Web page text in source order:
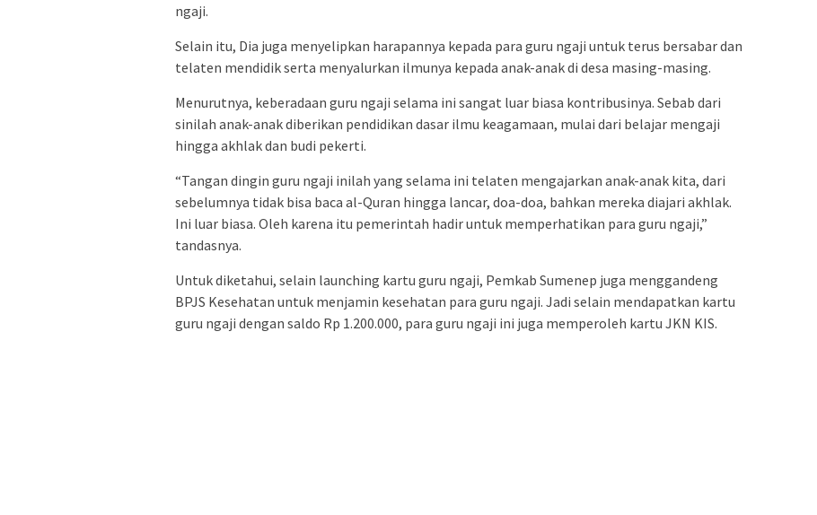
ngaji.
Selain itu, Dia juga menyelipkan harapannya kepada para guru ngaji untuk terus bersabar dan
telaten mendidik serta menyalurkan ilmunya kepada anak-anak di desa masing-masing.
Menurutnya, keberadaan guru ngaji selama ini sangat luar biasa kontribusinya. Sebab dari
sinilah anak-anak diberikan pendidikan dasar ilmu keagamaan, mulai dari belajar mengaji
hingga akhlak dan budi pekerti.
“Tangan dingin guru ngaji inilah yang selama ini telaten mengajarkan anak-anak kita, dari
sebelumnya tidak bisa baca al-Quran hingga lancar, doa-doa, bahkan mereka diajari akhlak.
Ini luar biasa. Oleh karena itu pemerintah hadir untuk memperhatikan para guru ngaji,”
tandasnya.
Untuk diketahui, selain launching kartu guru ngaji, Pemkab Sumenep juga menggandeng
BPJS Kesehatan untuk menjamin kesehatan para guru ngaji. Jadi selain mendapatkan kartu
guru ngaji dengan saldo Rp 1.200.000, para guru ngaji ini juga memperoleh kartu JKN KIS.